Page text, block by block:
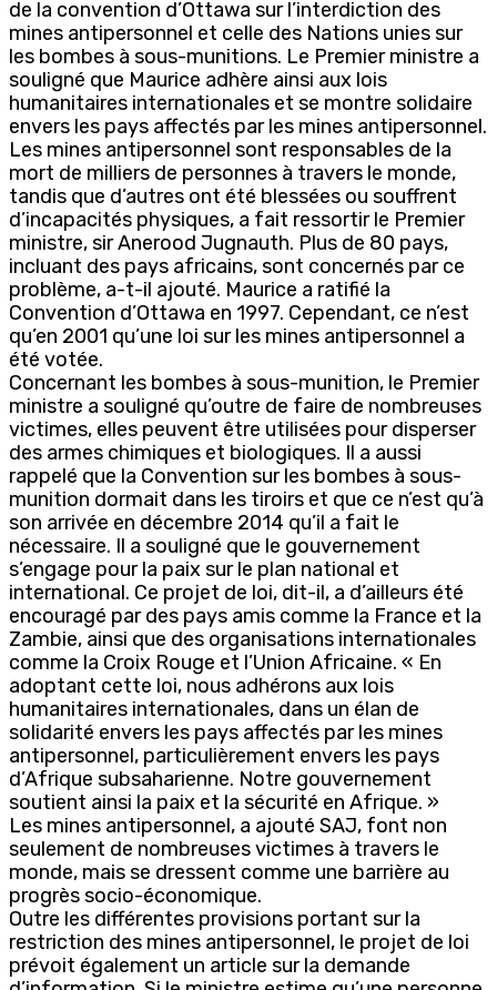
de la convention d’Ottawa sur l’interdiction des
mines antipersonnel et celle des Nations unies sur
les bombes à sous-munitions. Le Premier ministre a
souligné que Maurice adhère ainsi aux lois
humanitaires internationales et se montre solidaire
envers les pays affectés par les mines antipersonnel.
Les mines antipersonnel sont responsables de la
mort de milliers de personnes à travers le monde,
tandis que d’autres ont été blessées ou souffrent
d’incapacités physiques, a fait ressortir le Premier
ministre, sir Anerood Jugnauth. Plus de 80 pays,
incluant des pays africains, sont concernés par ce
problème, a-t-il ajouté. Maurice a ratifié la
Convention d’Ottawa en 1997. Cependant, ce n’est
qu’en 2001 qu’une loi sur les mines antipersonnel a
été votée.
Concernant les bombes à sous-munition, le Premier
ministre a souligné qu’outre de faire de nombreuses
victimes, elles peuvent être utilisées pour disperser
des armes chimiques et biologiques. Il a aussi
rappelé que la Convention sur les bombes à sous-
munition dormait dans les tiroirs et que ce n’est qu’à
son arrivée en décembre 2014 qu’il a fait le
nécessaire. Il a souligné que le gouvernement
s’engage pour la paix sur le plan national et
international. Ce projet de loi, dit-il, a d’ailleurs été
encouragé par des pays amis comme la France et la
Zambie, ainsi que des organisations internationales
comme la Croix Rouge et l’Union Africaine. « En
adoptant cette loi, nous adhérons aux lois
humanitaires internationales, dans un élan de
solidarité envers les pays affectés par les mines
antipersonnel, particulièrement envers les pays
d’Afrique subsaharienne. Notre gouvernement
soutient ainsi la paix et la sécurité en Afrique. »
Les mines antipersonnel, a ajouté SAJ, font non
seulement de nombreuses victimes à travers le
monde, mais se dressent comme une barrière au
progrès socio-économique.
Outre les différentes provisions portant sur la
restriction des mines antipersonnel, le projet de loi
prévoit également un article sur la demande